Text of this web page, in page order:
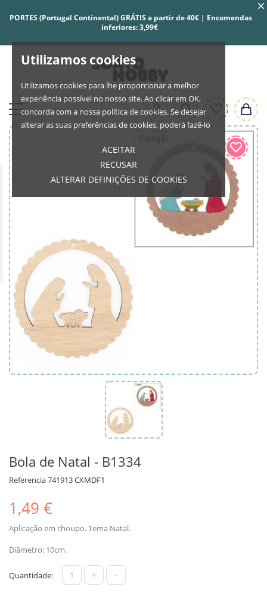
Utilizamos cookies
Utilizamos cookies para lhe proporcionar a melhor
experiência possível no nosso site. Ao clicar em OK,
concorda com a nossa política de cookies. Se desejar
alterar as suas preferências de cookies, poderá fazê-lo
ACEITAR
RECUSAR
ALTERAR DEFINIÇÕES DE COOKIES
PORTES (Portugal Continental) GRÁTIS a partir de 40€ | Encomendas
inferiores: 3,99€
Bola de Natal - B1334
Referencia741913 CXMDF1
1,49 €
Aplicação em choupo. Tema Natal.
Diâmetro: 10cm.
Quantidade: + -